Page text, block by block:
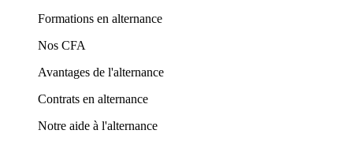
Formations en alternance
Nos CFA
Avantages de l'alternance
Contrats en alternance
Notre aide à l'alternance